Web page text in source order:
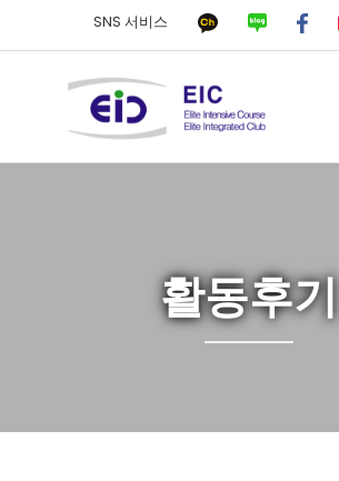
SNS 서비스
활동후기